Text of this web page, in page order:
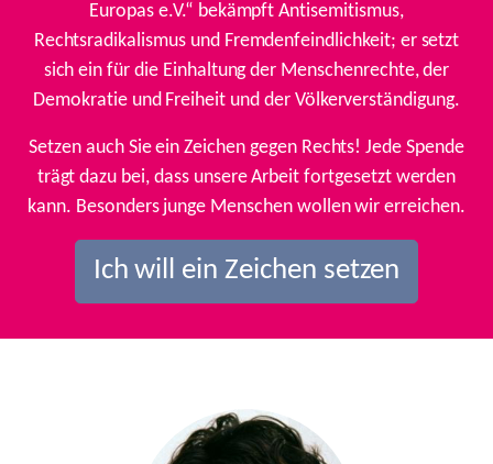
Europas e.V.“ bekämpft Antisemitismus,
Rechtsradikalismus und Fremdenfeindlichkeit; er setzt
sich ein für die Einhaltung der Menschenrechte, der
Demokratie und Freiheit und der Völkerverständigung.
Setzen auch Sie ein Zeichen gegen Rechts! Jede Spende
trägt dazu bei, dass unsere Arbeit fortgesetzt werden
kann. Besonders junge Menschen wollen wir erreichen.
Ich will ein Zeichen setzen